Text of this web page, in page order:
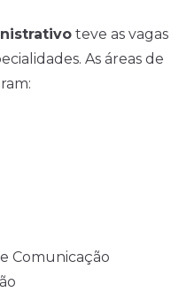
teve as vagas
As áreas de
Comunicação